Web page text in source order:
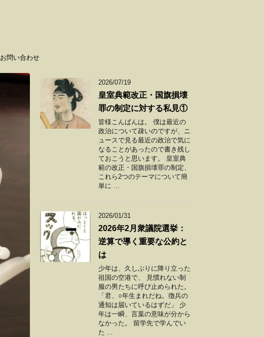
お問い合わせ
2026/07/19
皇室典範改正・国旗損壊
罪の制定に対する私見①
皆様こんばんは。 僕は最近の
政治について疎いのですが、ニ
ュースで見る最近の政治で気に
なることがあったので書き残し
ておこうと思います。 皇室典
範の改正・国旗損壊罪の制定、
これら2つのテーマについて簡
単に ...
2026/01/31
2026年2月衆議院選挙：
逆算で導く重要な公約と
は
少年は、久しぶりに降り立った
祖国の空港で、 見慣れない制
服の男たちに呼び止められた。
「君、○年生まれだね。徴兵の
通知は届いているはずだ」 少
年は一瞬、言葉の意味が分から
なかった。 留学先で学んでい
た ...